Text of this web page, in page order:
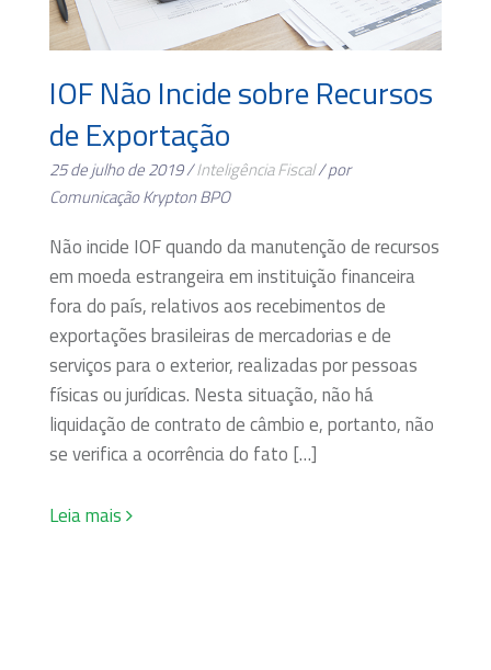
IOF Não Incide sobre Recursos
de Exportação
25 de julho de 2019 /Inteligência Fiscal/ por
Comunicação Krypton BPO
Não incide IOF quando da manutenção de recursos
em moeda estrangeira em instituição financeira
fora do país, relativos aos recebimentos de
exportações brasileiras de mercadorias e de
serviços para o exterior, realizadas por pessoas
físicas ou jurídicas. Nesta situação, não há
liquidação de contrato de câmbio e, portanto, não
se verifica a ocorrência do fato […]
Leia mais